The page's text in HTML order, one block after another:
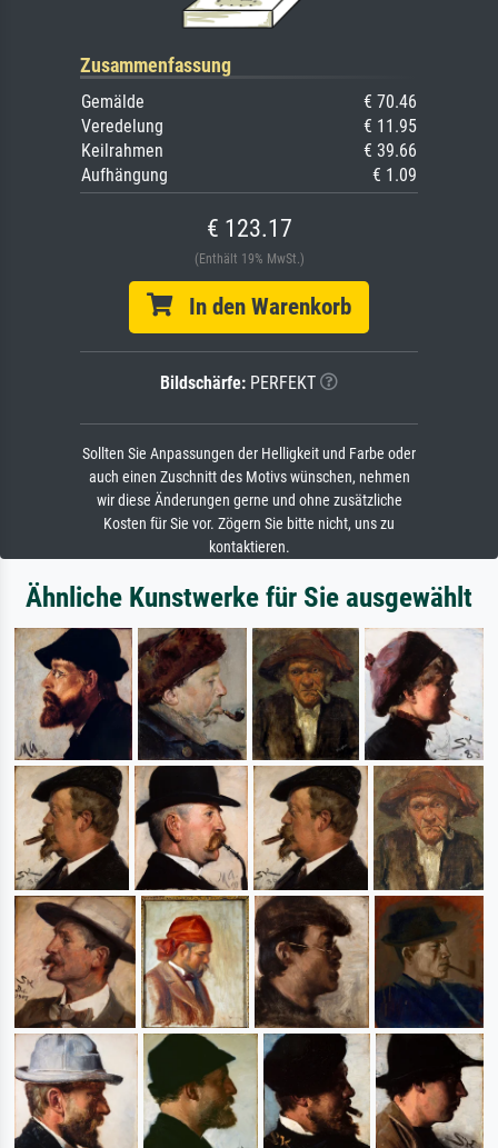
Zusammenfassung
Gemälde
€ 70.46
Veredelung
€ 11.95
Keilrahmen
€ 39.66
Aufhängung
€ 1.09
€ 123.17
(Enthält 19% MwSt.)
In den Warenkorb
Bildschärfe: PERFEKT
Sollten Sie Anpassungen der Helligkeit und Farbe oder
auch einen Zuschnitt des Motivs wünschen, nehmen
wir diese Änderungen gerne und ohne zusätzliche
Kosten für Sie vor. Zögern Sie bitte nicht, uns zu
kontaktieren.
Ähnliche Kunstwerke für Sie ausgewählt